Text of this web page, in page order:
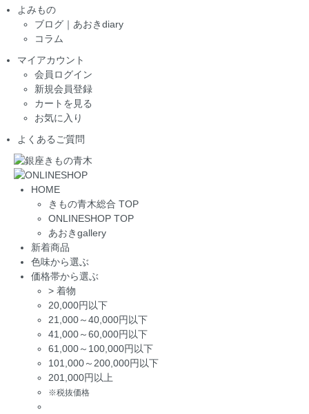
よみもの
ブログ｜あおきdiary
コラム
マイアカウント
会員ログイン
新規会員登録
カートを見る
お気に入り
よくあるご質問
HOME
きもの青木総合 TOP
ONLINESHOP TOP
あおきgallery
新着商品
色味から選ぶ
価格帯から選ぶ
> 着物
20,000円以下
21,000～40,000円以下
41,000～60,000円以下
61,000～100,000円以下
101,000～200,000円以下
201,000円以上
※税抜価格